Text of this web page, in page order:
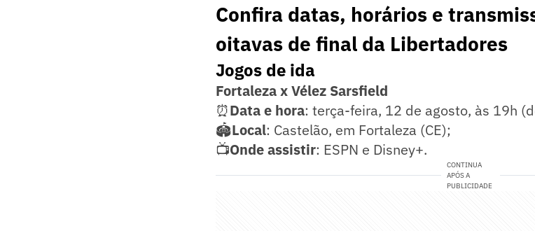
Confira datas, horários e
oitavas de final da Libertadores
Jogos de ida
Fortaleza x Vélez Sarsfield
⏰Data e hora: terça-feira, 12 de agosto, às 19h
🏟️Local: Castelão, em Fortaleza (CE);
📺Ondeassistir: ESPN e Disney+.
CONTINUA
APÓS A
PUBLICIDADE